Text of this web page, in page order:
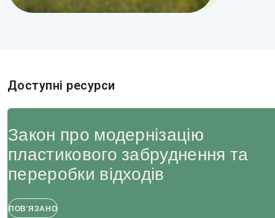
Доступні ресурси
Закон про модернізацію
пластикового забруднення та
переробки відходів
ПОВ'ЯЗАНО